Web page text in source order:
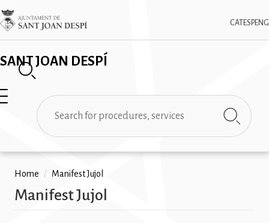
Skip
to
main
SANT JOAN DESPÍ
CAT ESPENG
Imatge
✕
Search
Breadcrumb
Home / Manifest Jujol
Manifest Jujol